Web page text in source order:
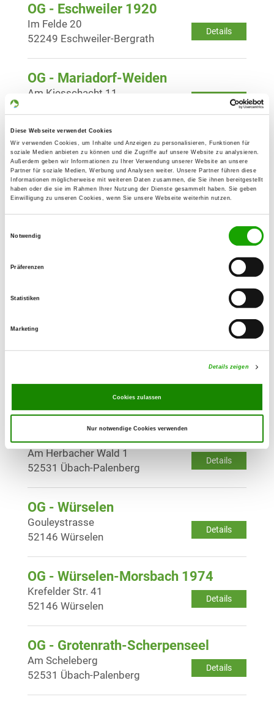
Diese Webseite verwendet Cookies
Wir verwenden Cookies, um Inhalte und Anzeigen zu personalisieren, Funktionen für
soziale Medien anbieten zu können und die Zugriffe auf unsere Website zu analysieren.
Außerdem geben wir Informationen zu Ihrer Verwendung unserer Website an unsere
Partner für soziale Medien, Werbung und Analysen weiter. Unsere Partner führen diese
Informationen möglicherweise mit weiteren Daten zusammen, die Sie ihnen bereitgestellt
haben oder die sie im Rahmen Ihrer Nutzung der Dienste gesammelt haben. Sie geben
Einwilligung zu unseren Cookies, wenn Sie unsere Webseite weiterhin nutzen.
Notwendig
Präferenzen
Statistiken
Marketing
Details zeigen
Cookies zulassen
Nur notwendige Cookies verwenden
OG - Eschweiler 1920
Details
Im Felde 20
52249 Eschweiler-Bergrath
OG - Mariadorf-Weiden
Details
Am Kiesschacht 11
OG - Jülich e.V.
Details
52428 Jülich
OG - Niederbardenberg
Details
Jüderstraße
OG - Richterich
Details
52072 Aachen-Richterich
L50
52457 Aldenhoven-Siersdorf
OG - Übach-Palenberg
Details
Am Herbacher Wald 1
52531 Übach-Palenberg
OG - Würselen
Details
Gouleystrasse
52146 Würselen
OG - Würselen-Morsbach 1974
Details
Krefelder Str. 41
52146 Würselen
OG - Grotenrath-Scherpenseel
Details
Am Scheleberg
52531 Übach-Palenberg